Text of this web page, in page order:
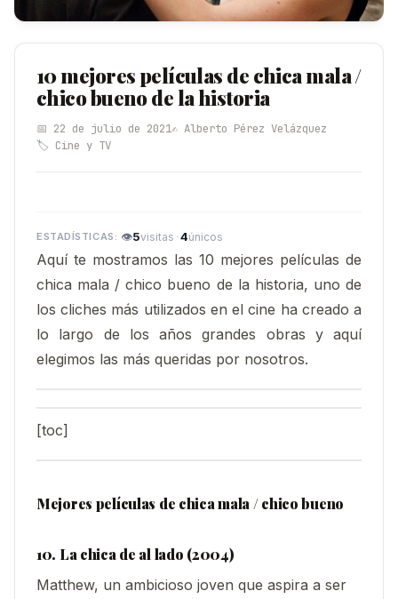
10 mejores películas de chica mala /
chico bueno de la historia
📅 22 de julio de 2021✍️ Alberto Pérez Velázquez
🏷️ Cine y TV
👁5visitas ·4únicos
Aquí te mostramos las 10 mejores películas de
chica mala / chico bueno de la historia, uno de
los cliches más utilizados en el cine ha creado a
lo largo de los años grandes obras y aquí
elegimos las más queridas por nosotros.
[toc]
Mejores películas de chica mala / chico bueno
10. La chica de al lado (2004)
Matthew, un ambicioso joven que aspira a ser